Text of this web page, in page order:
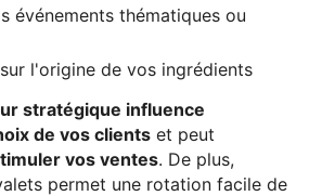
événements thématiques ou
l'origine de vos ingrédients
stratégique influence
de vos clients et peut
vos ventes. De plus,
permet une rotation facile de